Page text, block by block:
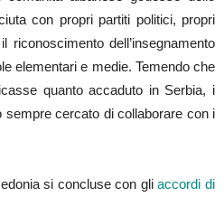
con propri partiti politici, propri
riconoscimento dell’insegnamento
elementari e medie. Temendo che
quanto accaduto in Serbia, i
sempre cercato di collaborare con i
si concluse con gliaccordi di